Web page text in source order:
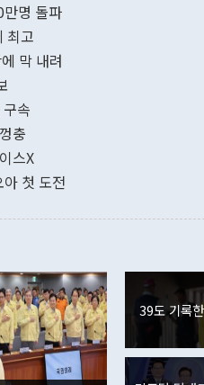
무너졌다고도 했다. 또
함께 4자 대화의 동력
"우리의 선의대로 하는
관은 업무보고 사후 브
이 9월 러시아 블라디
며 "정부 차원에서 (참
은 "그것은 외교부의
잘랐다. 정 장관이 이날
않았다는 점에서 문제
사합의 복원, 4자회담
권이라는 지적이 나오
며 월간 기준 처음으로
196.9% 급증했고 컴퓨
수출은 160.4% 늘었
기록했지만 지식재산권
로 전환됐다. 본원소득
는 배당수입이 늘어난
였던 올해 3월(369억
인의 해외투자가 80억
각각 증가했다. 증권투
국인의 국내 주식 투자
감소하며 전월(-310억
경신했다. 외국인의 국
분기 말 만기도래 영향
명 돌파
최고
막 내려
속
충
스X
첫 도전
39도 기록